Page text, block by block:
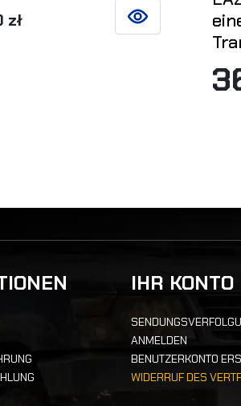
zł SIEHE DETAILS
IHR KONTO
ANMELDEN
BENUTZERKONTO
WIDERRUF DES